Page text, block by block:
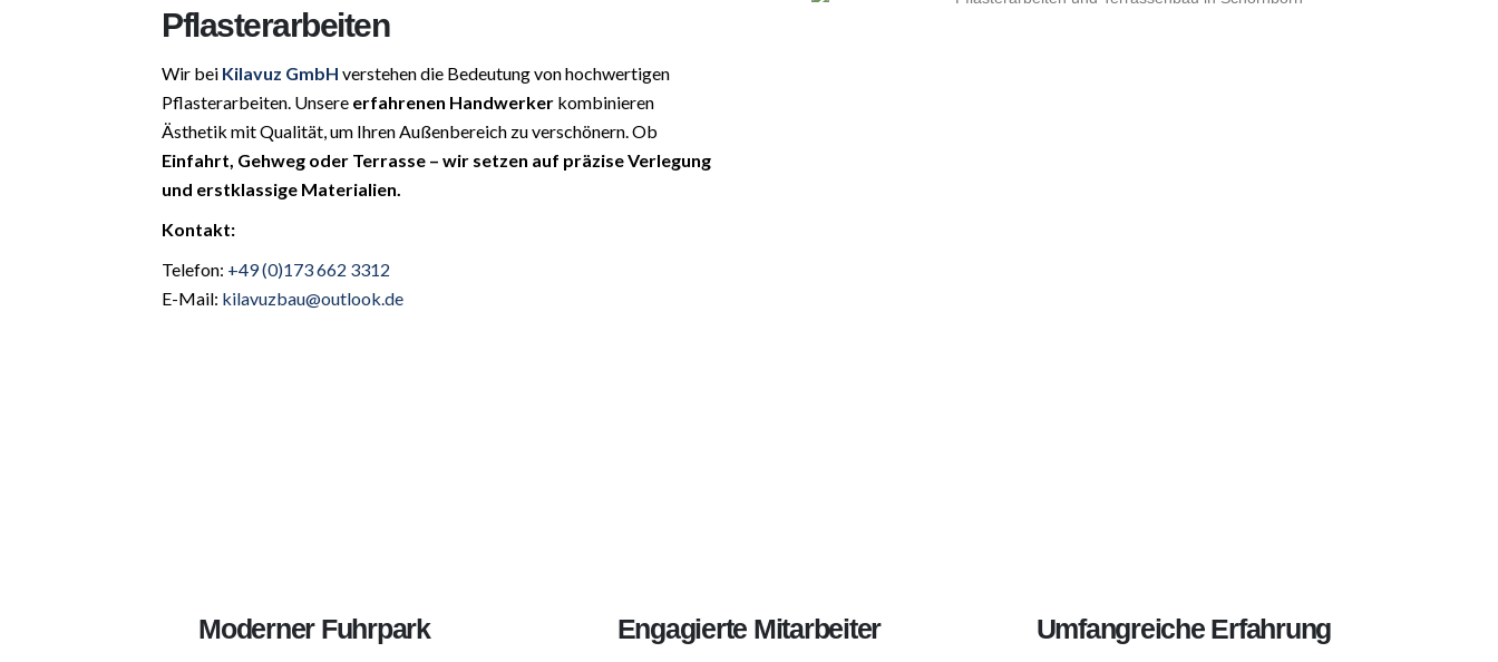
Pflasterarbeiten
Wir bei Kilavuz GmbH verstehen die Bedeutung von hochwertigen
Pflasterarbeiten. Unsere erfahrenen Handwerker kombinieren
Ästhetik mit Qualität, um Ihren Außenbereich zu verschönern. Ob
Einfahrt, Gehweg oder Terrasse – wir setzen auf präzise Verlegung
und erstklassige Materialien.
Kontakt:
Telefon: +49 (0)173 662 3312
E-Mail: kilavuzbau@outlook.de
Moderner Fuhrpark Engagierte Mitarbeiter Umfangreiche Erfahrung